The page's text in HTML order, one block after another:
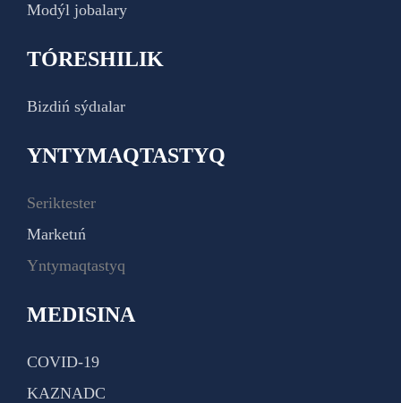
Modýl jobalary
TÓRESHILIK
Bizdiń sýdıalar
YNTYMAQTASTYQ
Seriktester
Marketıń
Yntymaqtastyq
MEDISINA
COVID-19
KAZNADC